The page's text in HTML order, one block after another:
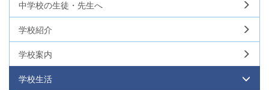
中学校の生徒・先生へ
学校紹介
学校案内
学校生活